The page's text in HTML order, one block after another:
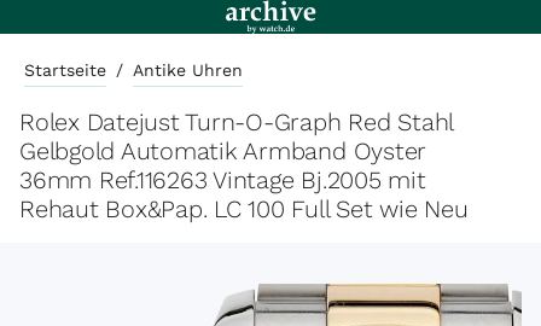
Startseite / Antike Uhren
Rolex Datejust Turn-O-Graph Red Stahl
Gelbgold Automatik Armband Oyster
36mm Ref.116263 Vintage Bj.2005 mit
Rehaut Box&Pap. LC 100 Full Set wie Neu